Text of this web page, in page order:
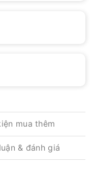
mua thêm
& đánh giá